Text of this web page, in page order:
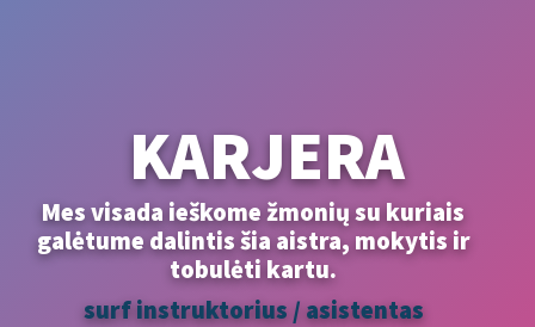
KARJERA
Mes visada ieškome žmonių su kuriais
galėtume dalintis šia aistra, mokytis ir
tobulėti kartu.
surf instruktorius / asistentas